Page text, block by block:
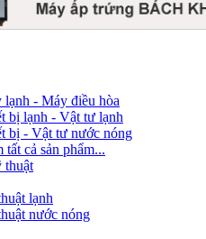
lạnh - Máy điều hòa
bị lạnh - Vật tư lạnh
bị - Vật tư nước nóng
tất cả sản phẩm...
thuật
lạnh
nước nóng